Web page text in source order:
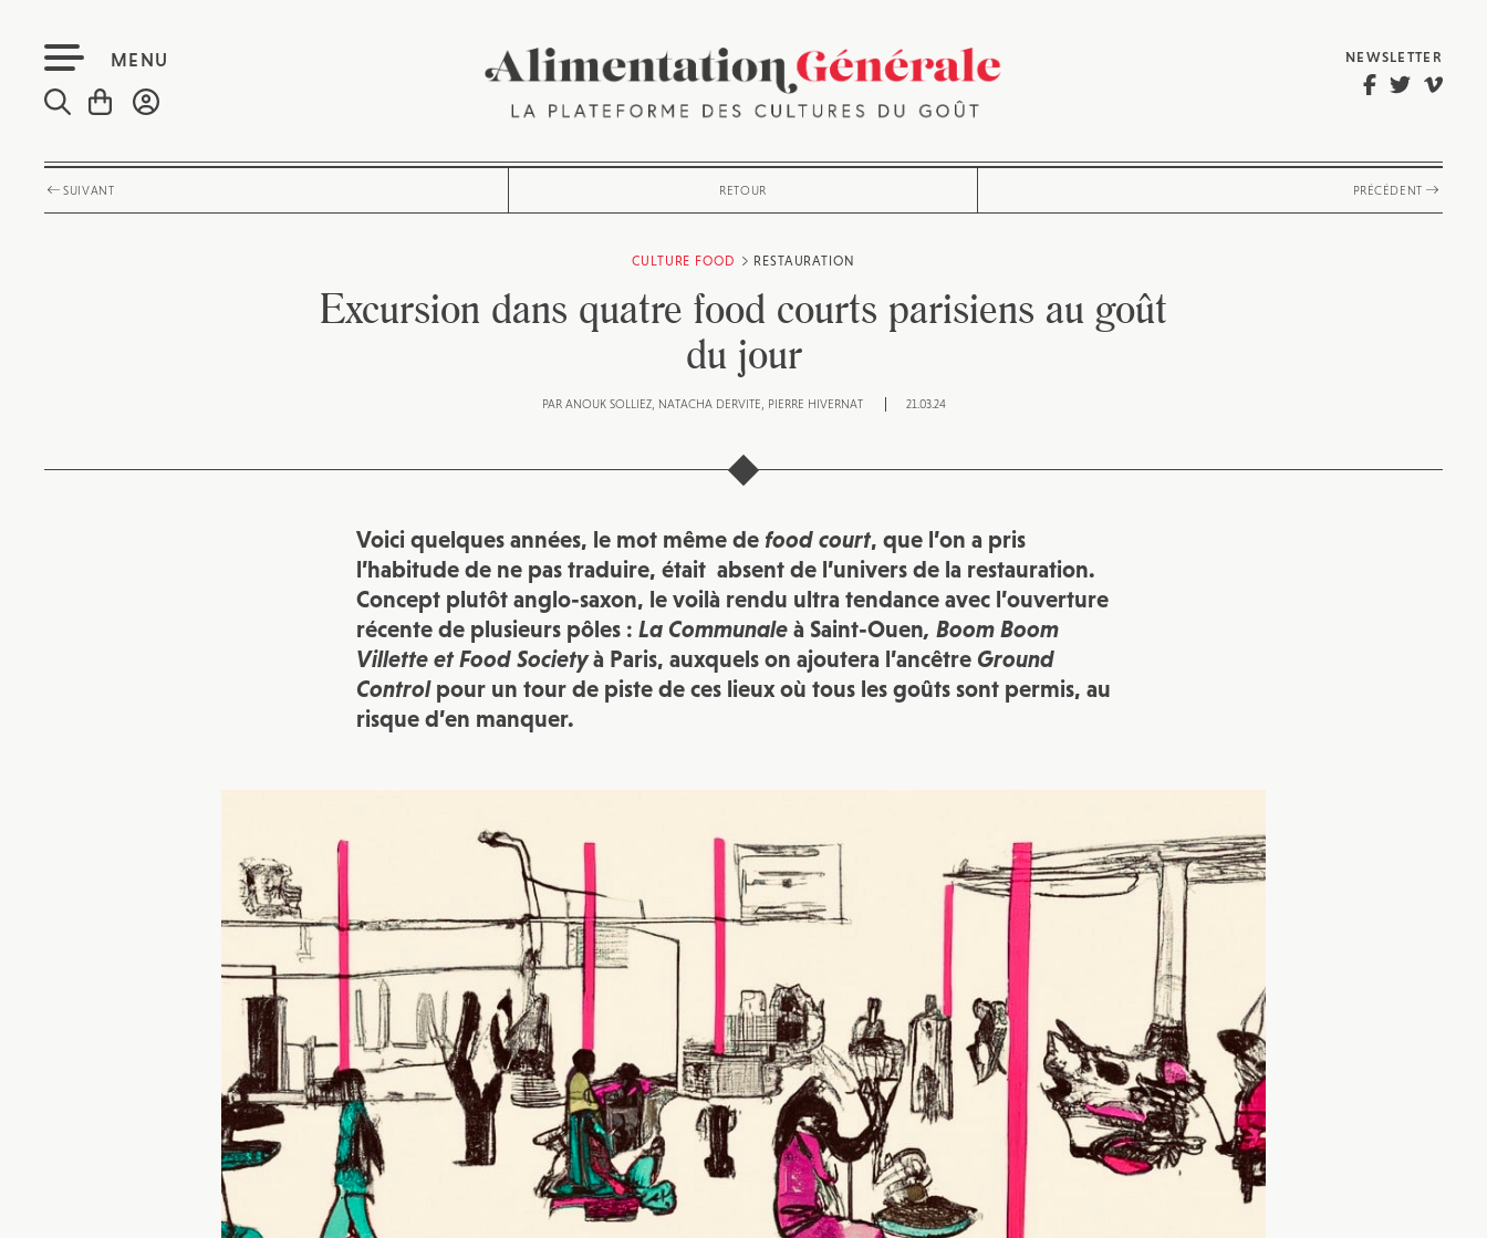
MENU NEWSLETTER
SUIVANT RETOUR PRÉCÉDENT
CULTURE FOOD RESTAURATION
Excursion dans quatre food courts parisiens au goût
du jour
PAR ANOUK SOLLIEZ NATACHA DERVITE PIERRE HIVERNAT 21.03.24
Voici quelques années, le mot même de food court, que l’on a pris
l’habitude de ne pas traduire, était absent de l’univers de la restauration.
Concept plutôt anglo-saxon, le voilà rendu ultra tendance avec l’ouverture
récente de plusieurs pôles : La Communale à Saint-Ouen, Boom Boom
Villette et Food Societyà Paris, auxquels on ajoutera l’ancêtre Ground
Control pour un tour de piste de ces lieux où tous les goûts sont permis, au
risque d’en manquer.
Pour recevoir toutes les deux semaines notre lettre d’info avec une
sélection d’articles …